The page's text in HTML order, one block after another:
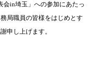
会in埼玉」への参加にあたっ
局職員の皆様をはじめとす
申し上げます。